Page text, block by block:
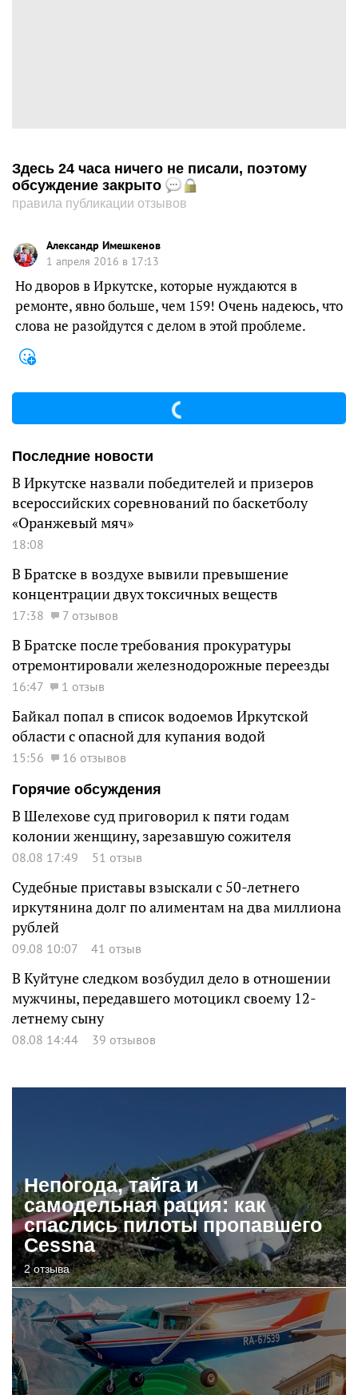
Здесь 24 часа ничего не писали, поэтому
обсуждение закрыто
правила публикации отзывов
Александр Имешкенов
1 апреля 2016 в 17:13
Но дворов в Иркутске, которые нуждаются в
ремонте, явно больше, чем 159! Очень надеюсь, что
слова не разойдутся с делом в этой проблеме.
Последние новости
В Иркутске назвали победителей и призеров
всероссийских соревнований по баскетболу
«Оранжевый мяч»
18:08
В Братске в воздухе вывили превышение
концентрации двух токсичных веществ
17:38 7 отзывов
В Братске после требования прокуратуры
отремонтировали железнодорожные переезды
16:47 1 отзыв
Байкал попал в список водоемов Иркутской
области с опасной для купания водой
15:56
16 отзывов
Горячие обсуждения
В Шелехове суд приговорил к пяти годам
колонии женщину, зарезавшую сожителя
08.08 17:49 51 отзыв
Судебные приставы взыскали с 50-летнего
иркутянина долг по алиментам на два миллиона
рублей
09.08 10:07 41 отзыв
В Куйтуне следком возбудил дело в отношении
мужчины, передавшего мотоцикл своему 12-
летнему сыну
08.08 14:44 39 отзывов
Непогода, тайга и
самодельная рация: как
спаслись пилоты пропавшего
Cessna
2 отзыва